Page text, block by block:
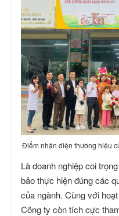
Điểm nhận diện thương hiệu
Là doanh nghiệp coi
bảo thực hiện đúng các
của ngành. Cùng với
Công ty còn tích cực